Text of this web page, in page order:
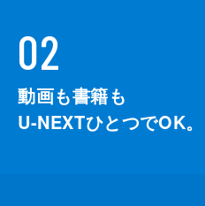
02
動画も書籍も
U-NEXTひとつでOK。